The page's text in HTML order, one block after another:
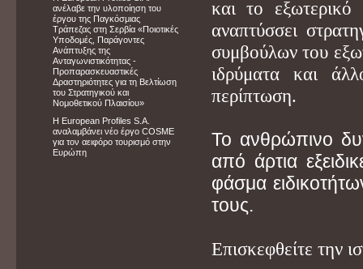
και το
αναπτύσσει
συμβούλων του
ιδρύματα και
περίπτωση.
Το ανθρώπινο
από άρτια
φάσμα
τους.
Επισκεφθείτε την
ανέλαβε την υλοποίηση του
έργου της Παγκόσμιας
Τράπεζας στη Σερβία «Ποιοτικές
Υποδομές, Παράγοντες
Ανάπτυξης της
Ανταγωνιστικότητας -
Προπαρασκευαστικές
Δραστηριότητες για τη Βελτίωση
του Στρατηγικού και
Νομοθετικού Πλαισίου»
Η European Profiles S.A.
αναλαμβάνει νέο έργο COSME
για τον αειφόρο τουρισμό στην
Ευρώπη